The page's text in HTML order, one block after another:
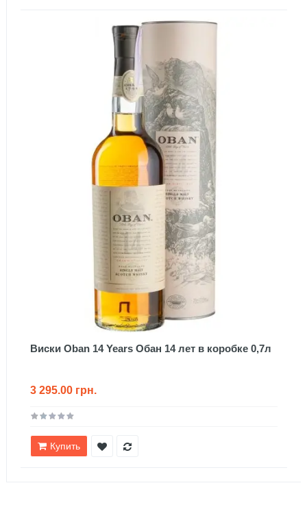
Виски Oban 14 Years Обан 14 лет в коробке 0,7л
3 295.00 грн.
Купить